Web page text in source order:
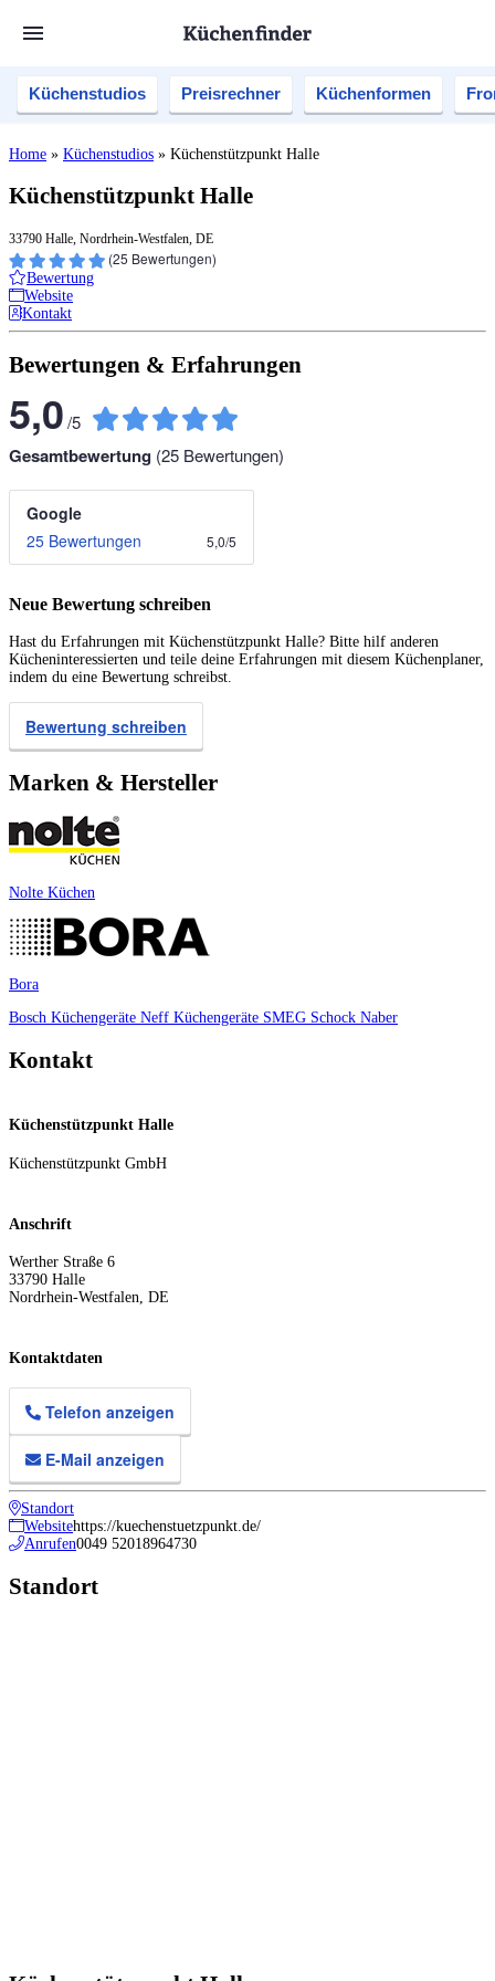
Küchenstudios Preisrechner Küchenformen
Home » Küchenstudios » Küchenstützpunkt Halle
Küchenstützpunkt Halle
33790 Halle, Nordrhein-Westfalen, DE
(25 Bewertungen)
Bewertung
Website
Kontakt
Bewertungen & Erfahrungen
5,0/5
Gesamtbewertung (25 Bewertungen)
Google
25 Bewertungen
5,0/5
Neue Bewertung schreiben
Hast du Erfahrungen mit Küchenstützpunkt Halle? Bitte hilf anderen
Kücheninteressierten und teile deine Erfahrungen mit diesem Küchenplaner,
indem du eine Bewertung schreibst.
Bewertung schreiben
Marken & Hersteller
Nolte Küchen
Bora
Bosch Küchengeräte Neff Küchengeräte SMEG Schock Naber
Kontakt
Küchenstützpunkt Halle
Küchenstützpunkt GmbH
Anschrift
Werther Straße 6
33790 Halle
Nordrhein-Westfalen, DE
Kontaktdaten
Telefon anzeigen
E-Mail anzeigen
Standort
Websitehttps://kuechenstuetzpunkt.de/
Anrufen0049 52018964730
Standort